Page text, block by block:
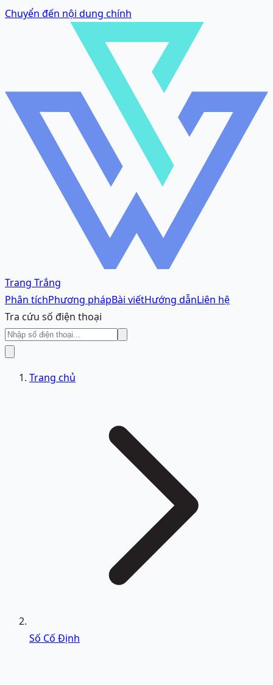
Chuyển đến nội dung chính
Trang Trắng
Phân tíchPhương phápBài viếtHướng dẫnLiên hệ
Tra cứu số điện thoại
Trang chủ
Số Cố Định